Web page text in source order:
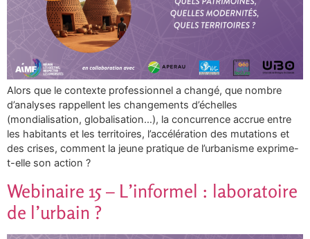
Alors que le contexte professionnel a changé, que nombre
d’analyses rappellent les changements d’échelles
(mondialisation, globalisation…), la concurrence accrue entre
les habitants et les territoires, l’accélération des mutations et
des crises, comment la jeune pratique de l’urbanisme exprime-
t-elle son action ?
Webinaire 15 – L’informel : laboratoire
de l’urbain ?